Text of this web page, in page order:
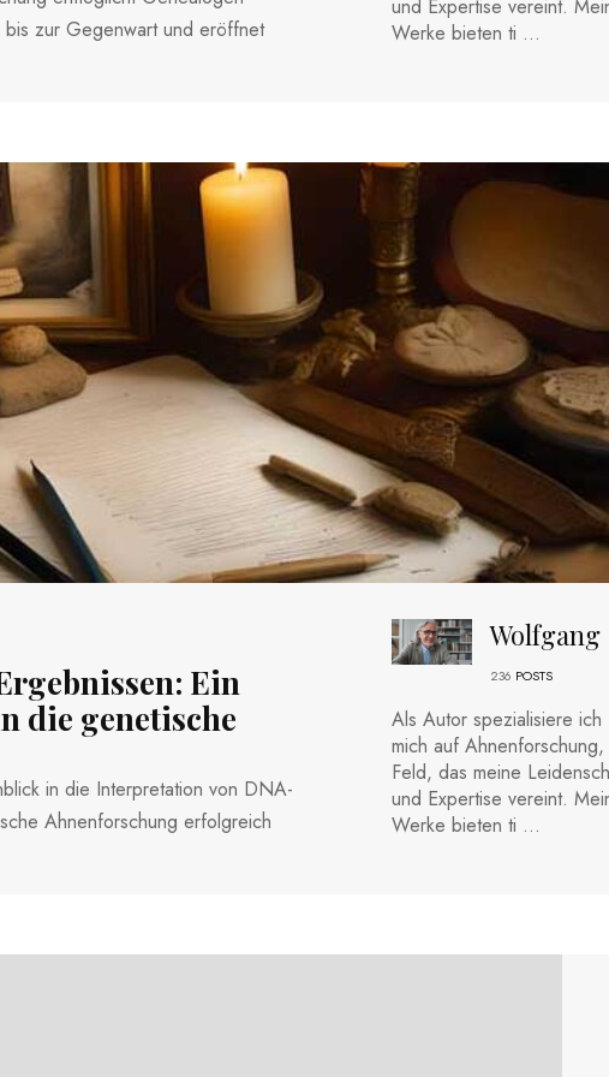
zur Gegenwart und eröffnet
und Expertise vereint.
Werke bieten ti ...
Ein
die genetische
in die Interpretation von DNA-
Ahnenforschung erfolgreich
Wolfgang
236 POSTS
Als Autor spezialisiere ich
mich auf
Feld, das meine
und Expertise vereint.
Werke bieten ti ...